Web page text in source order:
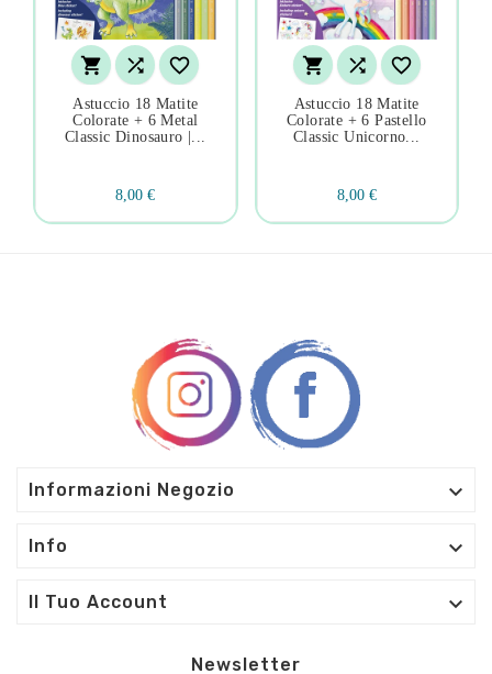
  
Astuccio 18 Matite
Colorate + 6 Metal
Classic Dinosauro |...
8,00 €
  
Astuccio 18 Matite
Colorate + 6 Pastello
Classic Unicorno...
8,00 €
Informazioni Negozio 
Info 
Il Tuo Account 
Newsletter